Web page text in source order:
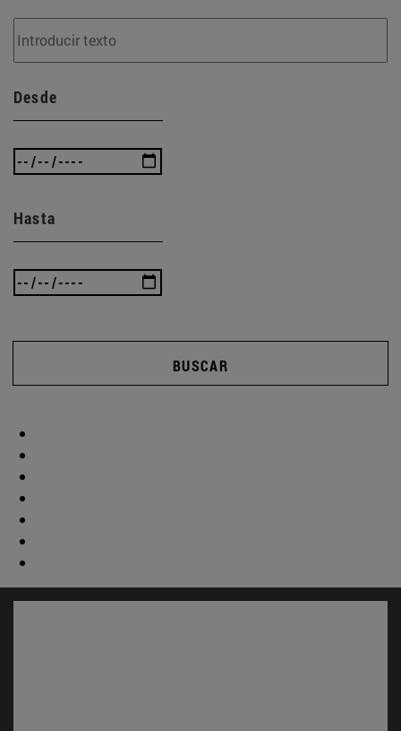
Desde
Hasta
BUSCAR